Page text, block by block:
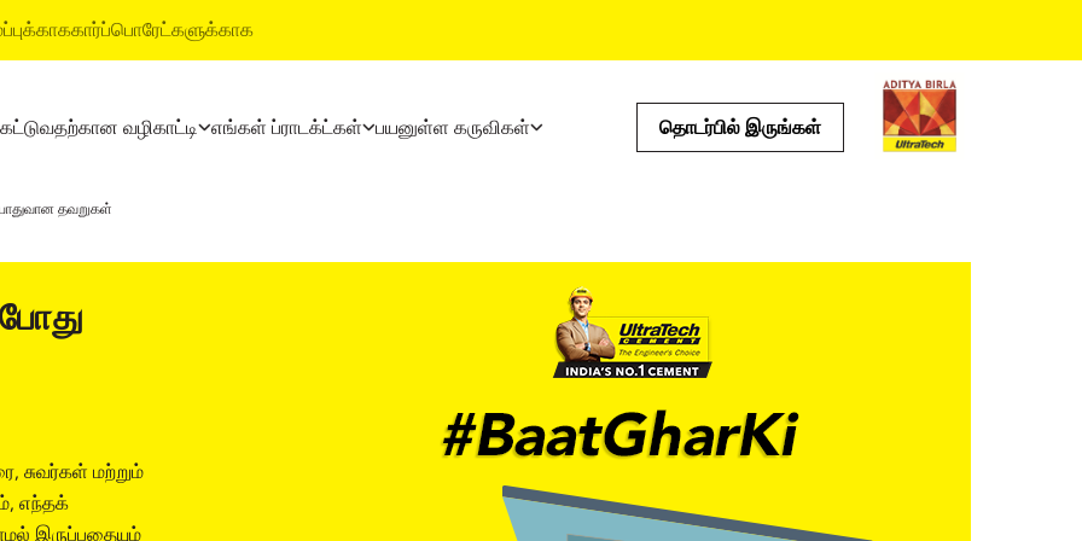
கார்ப்பொரேட்களுக்காக
வழிகாட்டி எங்கள் ப்ராடக்ட்கள் பயனுள்ள கருவிகள்
ரெடி மிக்ஸ் கான்க்ரீட்
அல்ட்ராடெக் பில்டிங் சொல்யூஷன்ஸ்
ப்ராடக்ட் ப்ரெடிக்டர்
இ எம் ஐ கால்குலேட்டர்
ஓடு கால்குலேட்டர்
தொடர்பில் இருங்கள்
தவறுகள்
சுவர்கள் மற்றும்
எந்தக்
இருப்பதையும்